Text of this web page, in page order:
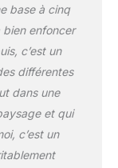
des
confort
pour
nos
oiseaux
la
attire
base à cinq
bien enfoncer
c’est un
différentes
dans une
et qui
c’est un